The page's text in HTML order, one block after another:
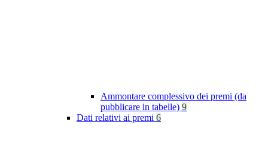
Ammontare complessivo dei premi (da
pubblicare in tabelle) 9
Dati relativi ai premi 6